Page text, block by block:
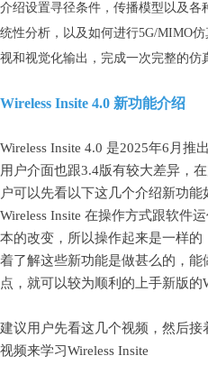
介绍设置寻径条件，传播模型以及
统性分析，以及如何进行5G/MIMO
视和视觉化输出，完成一次完整的仿
Wireless Insite 4.0 新功能介绍
Wireless Insite 4.0 是2025年6月推
用户介面也跟3.4版有较大差异，
户可以先看以下这几个介绍新功
Wireless Insite 在操作方式跟软件
本的改变，所以操作起来是一样
着了解这些新功能是做甚么的，
点，就可以较为顺利的上手新版的
建议用户先看这几个视频 ，然后
视频来学习Wireless Insite